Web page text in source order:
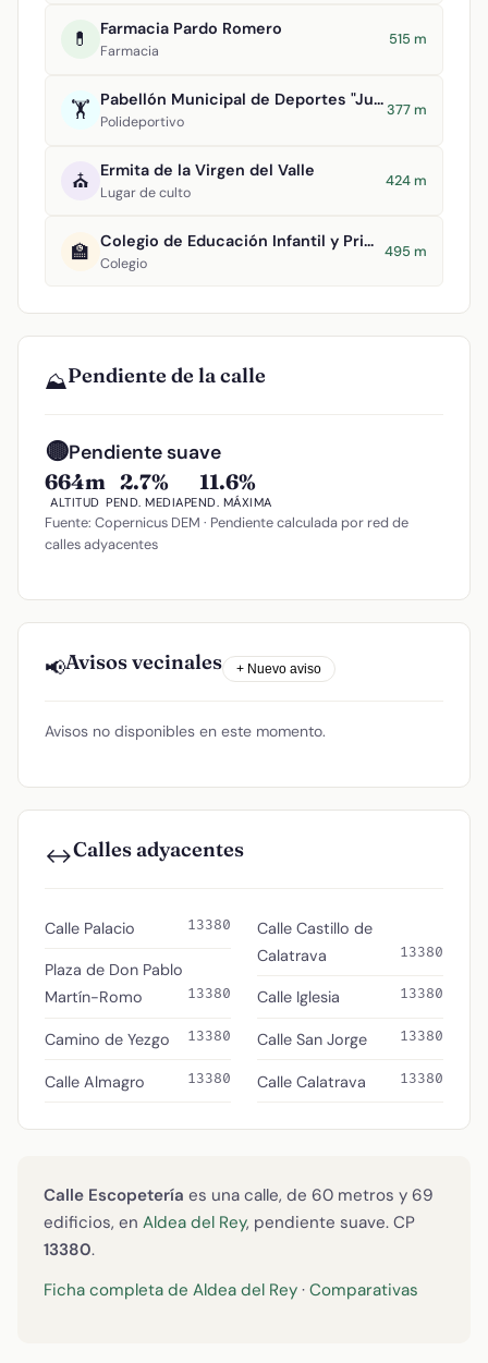
💊 Farmacia Pardo Romero
Farmacia
515 m
🏋️ Pabellón Municipal de Deportes "Juan Carlos I"
Polideportivo
377 m
⛪ Ermita de la Virgen del Valle
Lugar de culto
424 m
🏫 Colegio de Educación Infantil y Primaria Maestro Navas
Colegio
495 m
⛰️Pendiente de la calle
🟡Pendiente suave
664m
ALTITUD
2.7%
PEND. MEDIA
11.6%
PEND. MÁXIMA
Fuente: Copernicus DEM · Pendiente calculada por red de
calles adyacentes
📢Avisos vecinales + Nuevo aviso
Avisos no disponibles en este momento.
↔️Calles adyacentes
Calle Palacio 13380
Plaza de Don Pablo
Martín-Romo
13380
Camino de Yezgo 13380
Calle Almagro 13380
Calle Castillo de
Calatrava
13380
Calle Iglesia 13380
Calle San Jorge 13380
Calle Calatrava 13380
Calle Escopetería es una calle, de 60 metros y 69
edificios, en Aldea del Rey, pendiente suave. CP
13380.
Ficha completa de Aldea del Rey · Comparativas